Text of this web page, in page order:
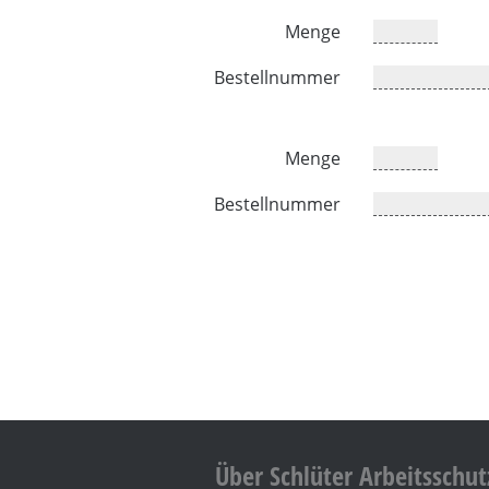
Menge
Bestellnummer
Menge
Bestellnummer
Über Schlüter